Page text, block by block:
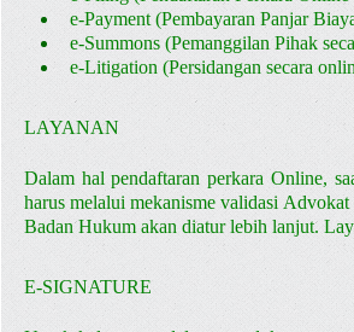
e-Payment (Pembayaran Panjar
e-Summons (Pemanggilan Pihak
e-Litigation (Persidangan secara
LAYANAN
Dalam hal pendaftaran perkara Online,
harus melalui mekanisme validasi
Badan Hukum akan diatur lebih lanjut.
E-SIGNATURE